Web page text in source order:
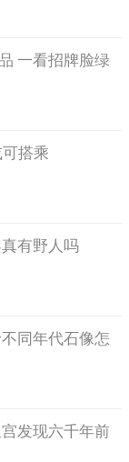
军发动南京大屠
，但因为日军在
国人身上没值钱
来看，尸骨是都
一看招牌脸绿
搭乘
有野人吗
同年代石像怎
发现六千年前